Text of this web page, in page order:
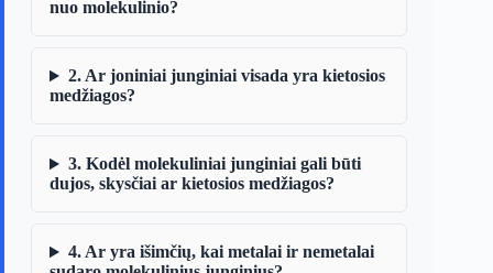
nuo molekulinio?
2. Ar joniniai junginiai visada yra kietosios
medžiagos?
3. Kodėl molekuliniai junginiai gali būti
dujos, skysčiai ar kietosios medžiagos?
4. Ar yra išimčių, kai metalai ir nemetalai